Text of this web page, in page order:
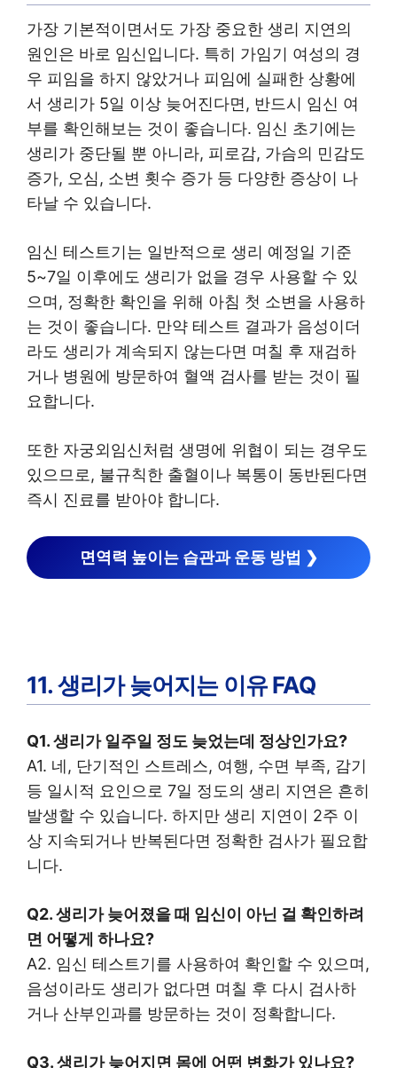
가장 기본적이면서도 가장 중요한 생리 지연의
원인은 바로 임신입니다. 특히 가임기 여성의 경
우 피임을 하지 않았거나 피임에 실패한 상황에
서 생리가 5일 이상 늦어진다면, 반드시 임신 여
부를 확인해보는 것이 좋습니다. 임신 초기에는
생리가 중단될 뿐 아니라, 피로감, 가슴의 민감도
증가, 오심, 소변 횟수 증가 등 다양한 증상이 나
타날 수 있습니다.
임신 테스트기는 일반적으로 생리 예정일 기준
5~7일 이후에도 생리가 없을 경우 사용할 수 있
으며, 정확한 확인을 위해 아침 첫 소변을 사용하
는 것이 좋습니다. 만약 테스트 결과가 음성이더
라도 생리가 계속되지 않는다면 며칠 후 재검하
거나 병원에 방문하여 혈액 검사를 받는 것이 필
요합니다.
또한 자궁외임신처럼 생명에 위협이 되는 경우도
있으므로, 불규칙한 출혈이나 복통이 동반된다면
즉시 진료를 받아야 합니다.
면역력 높이는 습관과 운동 방법 ❯
11. 생리가 늦어지는 이유 FAQ
Q1. 생리가 일주일 정도 늦었는데 정상인가요?
A1. 네, 단기적인 스트레스, 여행, 수면 부족, 감기
등 일시적 요인으로 7일 정도의 생리 지연은 흔히
발생할 수 있습니다. 하지만 생리 지연이 2주 이
상 지속되거나 반복된다면 정확한 검사가 필요합
니다.
Q2. 생리가 늦어졌을 때 임신이 아닌 걸 확인하려
면 어떻게 하나요?
A2. 임신 테스트기를 사용하여 확인할 수 있으며,
음성이라도 생리가 없다면 며칠 후 다시 검사하
거나 산부인과를 방문하는 것이 정확합니다.
Q3. 생리가 늦어지면 몸에 어떤 변화가 있나요?